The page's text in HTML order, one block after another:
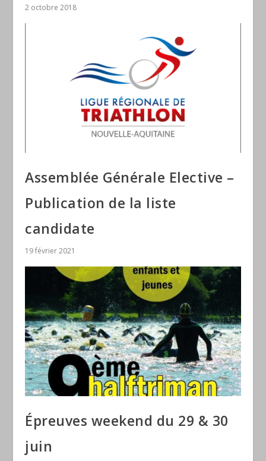
2 octobre 2018
Assemblée Générale Elective –
Publication de la liste
candidate
19 février 2021
Épreuves weekend du 29 & 30
juin